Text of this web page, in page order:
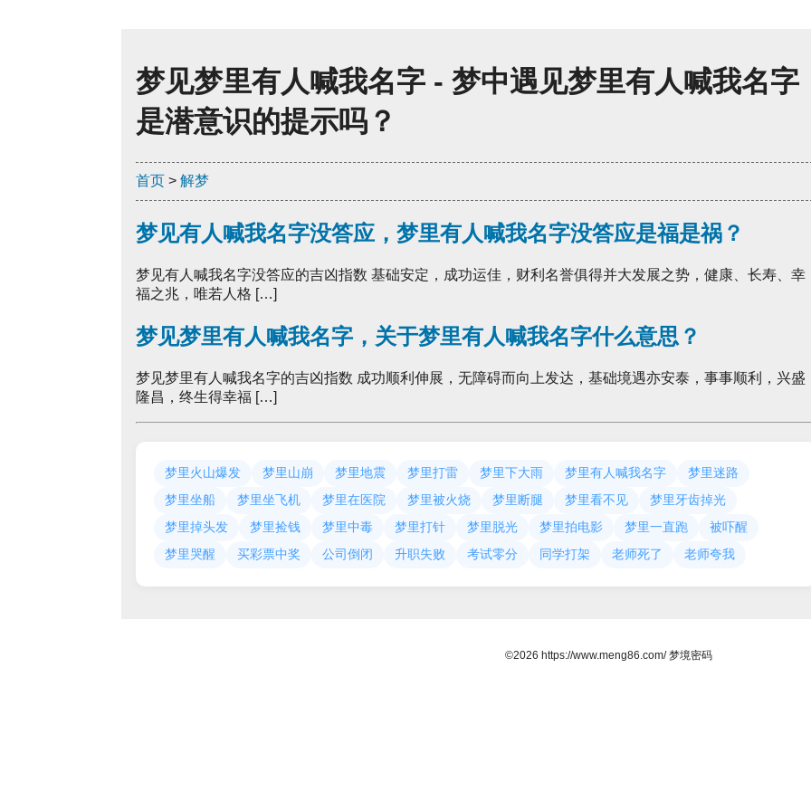
梦见梦里有人喊我名字 - 梦中遇见梦里有人喊我名字
是潜意识的提示吗？
首页 > 解梦
梦见有人喊我名字没答应，梦里有人喊我名字没答应是福是祸？
梦见有人喊我名字没答应的吉凶指数 基础安定，成功运佳，财利名誉俱得并大发展之势，健康、长寿、幸
福之兆，唯若人格 […]
梦见梦里有人喊我名字，关于梦里有人喊我名字什么意思？
梦见梦里有人喊我名字的吉凶指数 成功顺利伸展，无障碍而向上发达，基础境遇亦安泰，事事顺利，兴盛
隆昌，终生得幸福 […]
梦里火山爆发 梦里山崩 梦里地震 梦里打雷 梦里下大雨 梦里有人喊我名字
梦里迷路
梦里坐船
梦里坐飞机 梦里在医院 梦里被火烧 梦里断腿 梦里看不见
梦里牙齿掉光
梦里掉头发
梦里捡钱 梦里中毒 梦里打针 梦里脱光 梦里拍电影 梦里一直跑
被吓醒
梦里哭醒
买彩票中奖 公司倒闭 升职失败 考试零分 同学打架 老师死了 老师夸我
©2026 https://www.meng86.com/ 梦境密码